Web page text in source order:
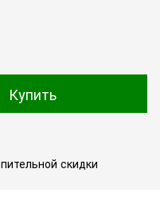
Купить
скидки